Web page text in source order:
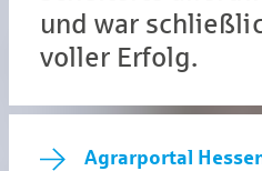
und war
voller Erfolg.
Agrarportal